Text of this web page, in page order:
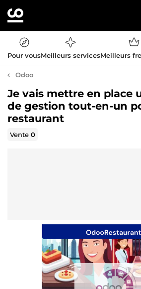
Pour vousMeilleurs servicesMeilleurs
Odoo
Je vais mettre en place
de gestion tout-en-un
restaurant
Vente0